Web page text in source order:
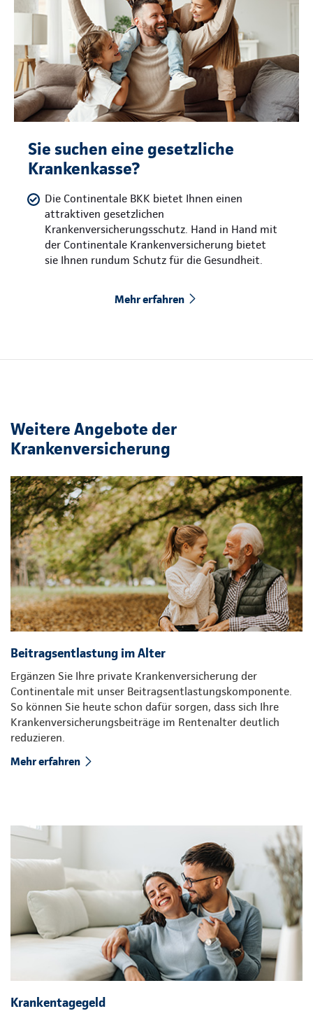
Sie suchen eine gesetzliche
Krankenkasse?
Die Continentale BKK bietet Ihnen einen
attraktiven gesetzlichen
Krankenversicherungsschutz. Hand in Hand mit
der Continentale Krankenversicherung bietet
sie Ihnen rundum Schutz für die Gesundheit.
Mehr erfahren
Weitere Angebote der
Krankenversicherung
Beitragsentlastung im Alter
Ergänzen Sie Ihre private Krankenversicherung der
Continentale mit unser Beitragsentlastungskomponente.
So können Sie heute schon dafür sorgen, dass sich Ihre
Krankenversicherungsbeiträge im Rentenalter deutlich
reduzieren.
Mehr erfahren
Krankentagegeld